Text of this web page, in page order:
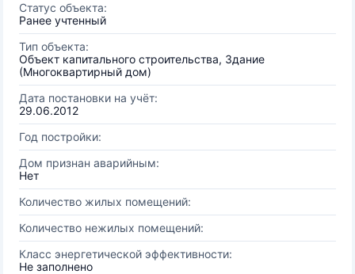
Статус объекта:
Ранее учтенный
Тип объекта:
Объект капитального строительства, Здание
(Многоквартирный дом)
Дата постановки на учёт:
29.06.2012
Год постройки:
Дом признан аварийным:
Нет
Количество жилых помещений:
Количество нежилых помещений:
Класс энергетической эффективности:
Не заполнено